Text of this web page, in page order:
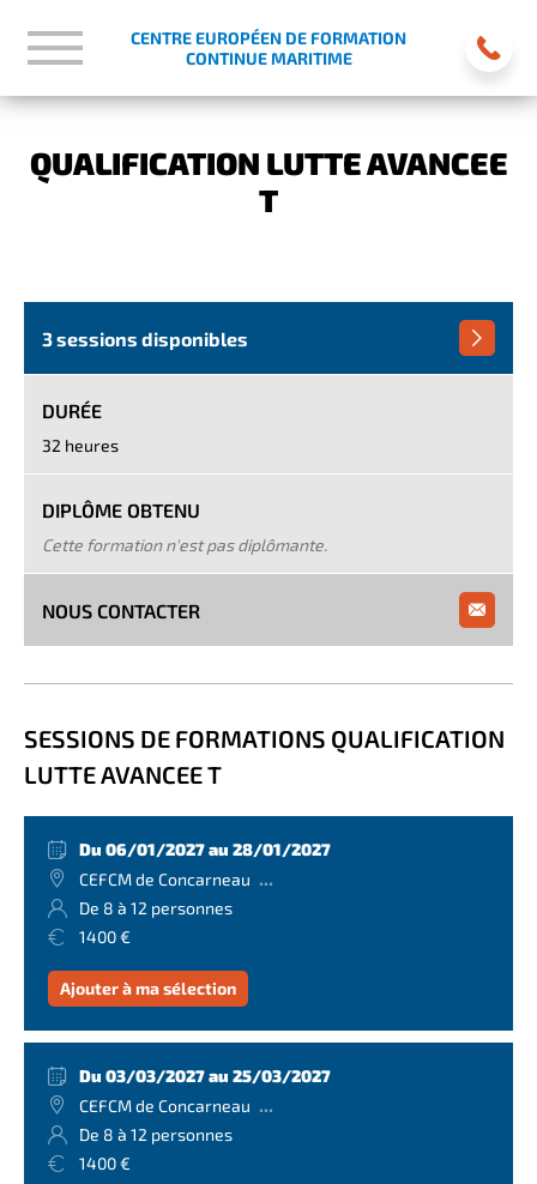
CENTRE EUROPÉEN DE FORMATION
CONTINUE MARITIME
QUALIFICATION LUTTE AVANCEE
T
3 sessions disponibles
DURÉE
32 heures
DIPLÔME OBTENU
Cette formation n'est pas diplômante.
NOUS CONTACTER
SESSIONS DE FORMATIONS QUALIFICATION
LUTTE AVANCEE T
Du 06/01/2027 au 28/01/2027
CEFCM de Concarneau ...
De 8 à 12 personnes
1400 €
Ajouter à ma sélection
Du 03/03/2027 au 25/03/2027
CEFCM de Concarneau ...
De 8 à 12 personnes
1400 €